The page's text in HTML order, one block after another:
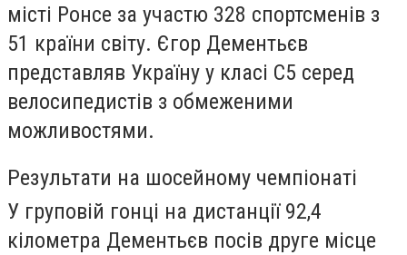
місті Ронсе за участю 328 спортсменів з
51 країни світу. Єгор Дементьєв
представляв Україну у класі С5 серед
велосипедистів з обмеженими
можливостями.
Результати на шосейному чемпіонаті
У груповій гонці на дистанції 92,4
кілометра Дементьєв посів друге місце